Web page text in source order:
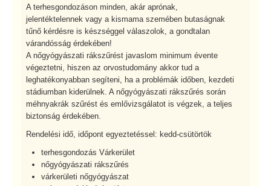
A terhesgondozáson minden, akár aprónak,
jelentéktelennek vagy a kismama szemében butaságnak
tűnő kérdésre is készséggel válaszolok, a gondtalan
várandósság érdekében!
A nőgyógyászati rákszűrést javaslom minimum évente
végeztetni, hiszen az orvostudomány akkor tud a
leghatékonyabban segíteni, ha a problémák időben, kezdeti
stádiumban kiderülnek. A nőgyógyászati rákszűrés során
méhnyakrák szűrést és emlővizsgálatot is végzek, a teljes
biztonság érdekében.
Rendelési idő, időpont egyeztetéssel: kedd-csütörtök
terhesgondozás Várkerület
nőgyógyászati rákszűrés
várkerületi nőgyógyászat